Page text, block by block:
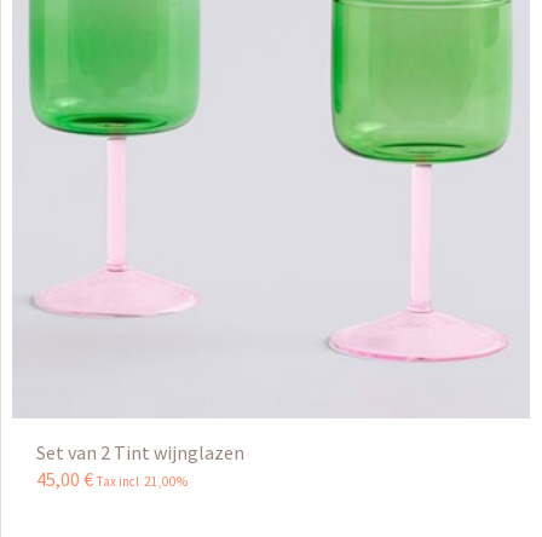
Set van 2 Tint wijnglazen
45,00 € Tax incl 21,00%